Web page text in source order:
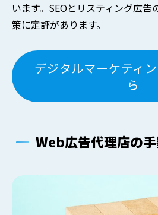
います。SEOとリスティング広
策に定評があります。
デジタルマーケティ
ら
Web広告代理店の